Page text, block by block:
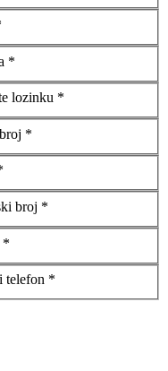
*
lozinku *
*
broj *
*
telefon *